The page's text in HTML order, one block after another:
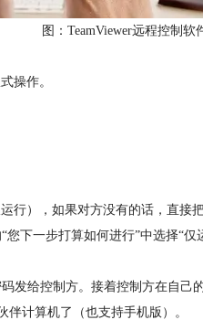
图：TeamViewer远程控制软
操作。
行），如果对方没有的话，直接
下一步打算如何进行”中选择“
发给控制方。接着控制方在自己
计算机了（也支持手机版）。